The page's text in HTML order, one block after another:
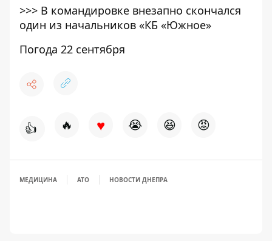
>>> В командировке внезапно скончался
один из начальников «КБ «Южное»
Погода 22 сентября
👍 🔥 ♥ 😭 😆 😡
МЕДИЦИНА АТО НОВОСТИ ДНЕПРА